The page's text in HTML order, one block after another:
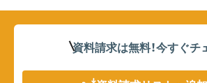
資料請求は無料！今すぐチ